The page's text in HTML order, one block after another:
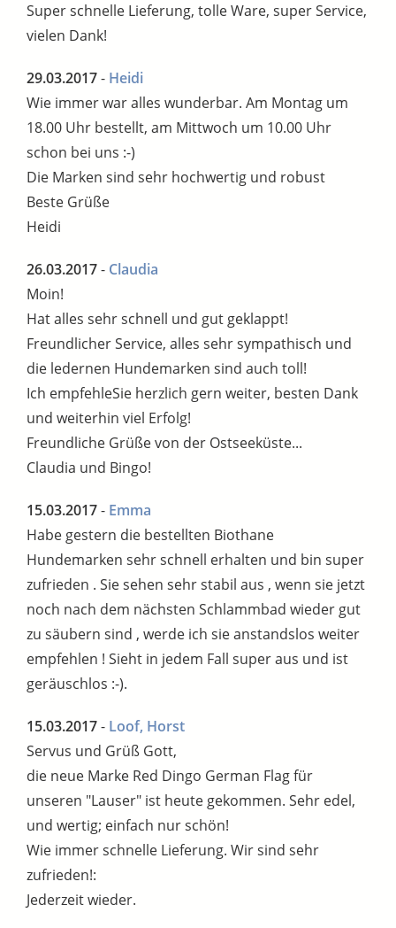
Super schnelle Lieferung, tolle Ware, super Service,
vielen Dank!
29.03.2017- Heidi
Wie immer war alles wunderbar. Am Montag um
18.00 Uhr bestellt, am Mittwoch um 10.00 Uhr
schon bei uns :-)
Die Marken sind sehr hochwertig und robust
Beste Grüße
Heidi
26.03.2017- Claudia
Moin!
Hat alles sehr schnell und gut geklappt!
Freundlicher Service, alles sehr sympathisch und
die ledernen Hundemarken sind auch toll!
Ich empfehleSie herzlich gern weiter, besten Dank
und weiterhin viel Erfolg!
Freundliche Grüße von der Ostseeküste...
Claudia und Bingo!
15.03.2017- Emma
Habe gestern die bestellten Biothane
Hundemarken sehr schnell erhalten und bin super
zufrieden . Sie sehen sehr stabil aus , wenn sie jetzt
noch nach dem nächsten Schlammbad wieder gut
zu säubern sind , werde ich sie anstandslos weiter
empfehlen ! Sieht in jedem Fall super aus und ist
geräuschlos :-).
15.03.2017- Loof, Horst
Servus und Grüß Gott,
die neue Marke Red Dingo German Flag für
unseren "Lauser" ist heute gekommen. Sehr edel,
und wertig; einfach nur schön!
Wie immer schnelle Lieferung. Wir sind sehr
zufrieden!:
Jederzeit wieder.